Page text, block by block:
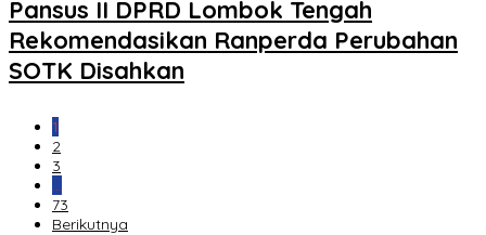
Pansus II DPRD Lombok Tengah
Rekomendasikan Ranperda Perubahan
SOTK Disahkan
1
2
3
…
73
Berikutnya